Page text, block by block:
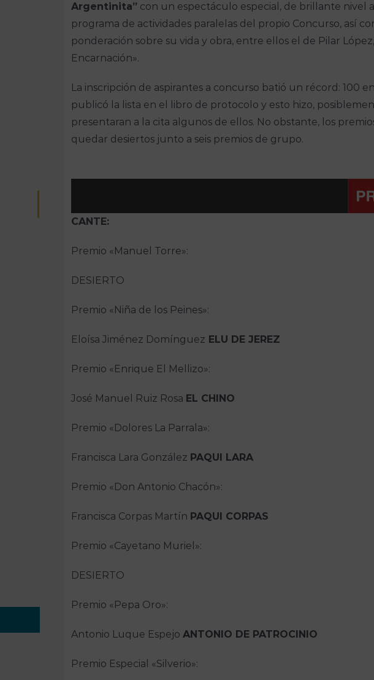
Argentinita” con un espectáculo especial, de brillante nivel
programa de actividades paralelas del propio Concurso, así
ponderación sobre su vida y obra, entre ellos el de Pilar
Encarnación».
La inscripción de aspirantes a concurso batió un récord: 100
publicó la lista en el libro de protocolo y esto hizo,
presentaran a la cita algunos de ellos. No obstante, los
quedar desiertos junto a seis premios de grupo.
CANTE:
Premio «Manuel Torre»:
DESIERTO
Premio «Niña de los Peines»:
Eloísa Jiménez Domínguez ELU DE JEREZ
Premio «Enrique El Mellizo»:
José Manuel Ruiz Rosa EL CHINO
Premio «Dolores La Parrala»:
Francisca Lara González PAQUI LARA
Premio «Don Antonio Chacón»:
Francisca Corpas Martín PAQUI CORPAS
Premio «Cayetano Muriel»:
DESIERTO
Premio «Pepa Oro»:
Antonio Luque EspejoANTONIO DE PATROCINIO
Premio Especial «Silverio»: